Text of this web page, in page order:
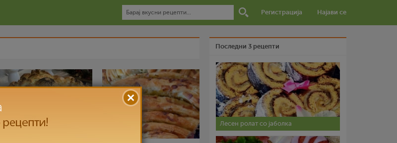
Регистрација Најави се
Последни 3 рецепти
Лесен ролат со јаболка